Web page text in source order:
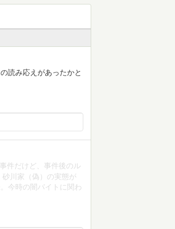
読み応えがあったかと
件だけど、事件後のル
川家（偽）の実態が
今時の闇バイトに関わ